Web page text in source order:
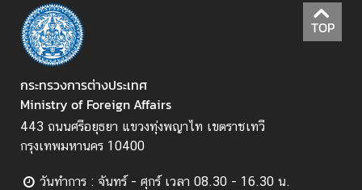
า
เ
ซี
ย
น
ศู
น
ข่
TOP
กระทรวงการต่างประเทศ
Ministry of Foreign Affairs
443 ถนนศรีอยุธยา แขวงทุ่งพญาไท เขตราชเทวี
กรุงเทพมหานคร 10400
วันทำการ : จันทร์ - ศุกร์ เวลา 08.30 - 16.30 น.